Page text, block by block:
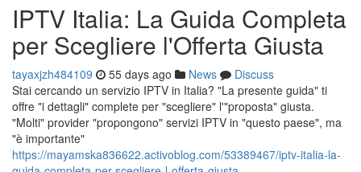
IPTV Italia: La Guida Completa
per Scegliere l'Offerta Giusta
tayaxjzh484109 55 days ago News
Discuss
Stai cercando un servizio IPTV in Italia? "La presente guida" ti
offre "i dettagli" complete per "scegliere" l'"proposta" giusta.
"Molti" provider "propongono" servizi IPTV in "questo paese", ma
"è importante"
https://mayamska836622.activoblog.com/53389467/iptv-italia-la-